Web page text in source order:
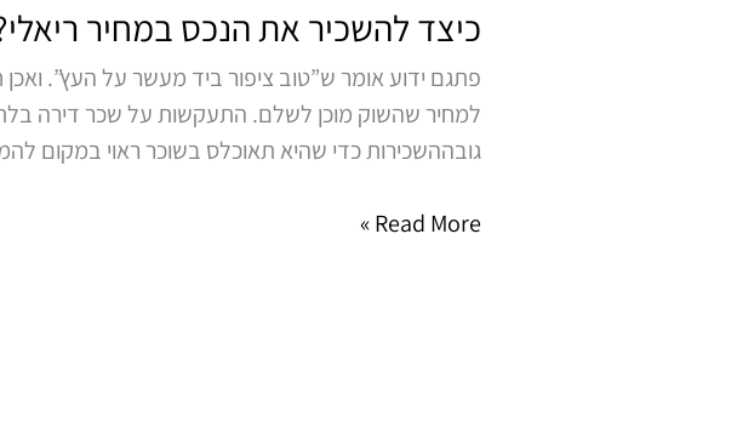
כיצד להשכיר את הנכס במחיר
פתגם ידוע אומר ש”טוב ציפור ביד מעשר על העץ”.
למחיר שהשוק מוכן לשלם. התעקשות על שכר דירה
גובההשכירות כדי שהיא תאוכלס בשוכר ראוי במקום
Read More »